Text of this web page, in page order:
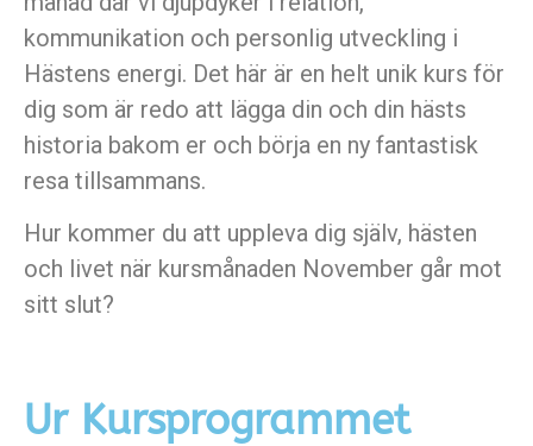
kommunikation och personlig utveckling i
Hästens energi. Det här är en helt unik kurs för
dig som är redo att lägga din och din hästs
historia bakom er och börja en ny fantastisk
resa tillsammans.
Hur kommer du att uppleva dig själv, hästen
och livet när kursmånaden November går mot
sitt slut?
Ur Kursprogrammet